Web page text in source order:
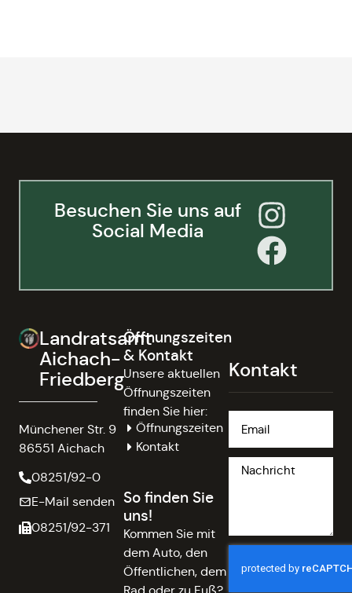
Besuchen Sie uns auf
Social Media
Landratsamt
Aichach-
Friedberg
Münchener Str. 9
86551 Aichach
08251/92-0
E-Mail senden
08251/92-371
Öffnungszeiten
& Kontakt
Unsere aktuellen
Öffnungszeiten
finden Sie hier:
Öffnungszeiten
Kontakt
So finden Sie
uns!
Kommen Sie mit
dem Auto, den
Öffentlichen, dem
Kontakt